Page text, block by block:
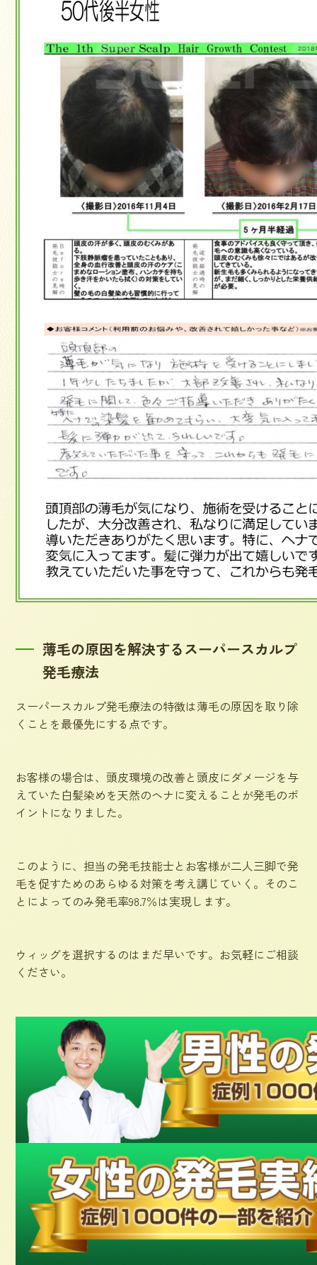
薄毛の原因を解決するスーパースカルプ
発毛療法
スーパースカルプ発毛療法の特徴は薄毛の原因を取り除
くことを最優先にする点です。
お客様の場合は、頭皮環境の改善と頭皮にダメージを与
えていた白髪染めを天然のヘナに変えることが発毛のポ
イントになりました。
このように、担当の発毛技能士とお客様が二人三脚で発
毛を促すためのあらゆる対策を考え講じていく。そのこ
とによってのみ発毛率98.7％は実現します。
ウィッグを選択するのはまだ早いです。お気軽にご相談
ください。